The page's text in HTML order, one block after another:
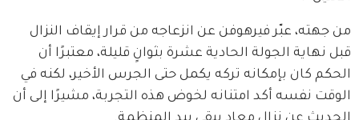
من جهته، عبّر فيرهوفن عن انزعاجه من قرار إيقاف النزال
قبل نهاية الجولة الحادية عشرة بثوانٍ قليلة، معتبرًا أن
الحكم كان بإمكانه تركه يكمل حتى الجرس الأخير، لكنه في
الوقت نفسه أكد امتنانه لخوض هذه التجربة، مشيرًا إلى أن